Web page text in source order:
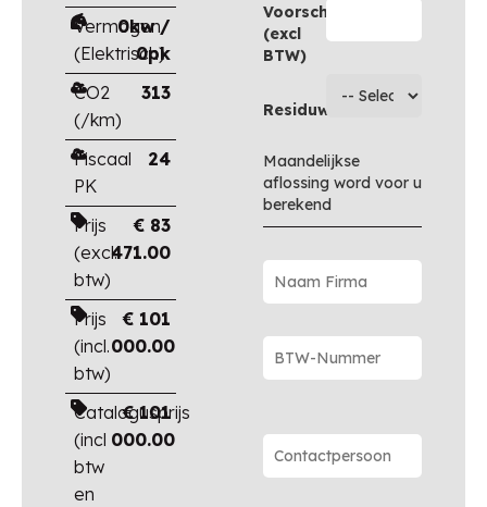
Vermogen
(Elektrisch)
0kw /
0pk
CO2
(/km)
313
Fiscaal
PK
24
Prijs
(excl.
btw)
€ 83
471.00
Prijs
(incl.
btw)
€ 101
000.00
Catalogusprijs
(incl
btw
en
€101
000.00
Voorschot
(excl
BTW)
Residuwaarde
Maandelijkse
aflossing word voor u
berekend